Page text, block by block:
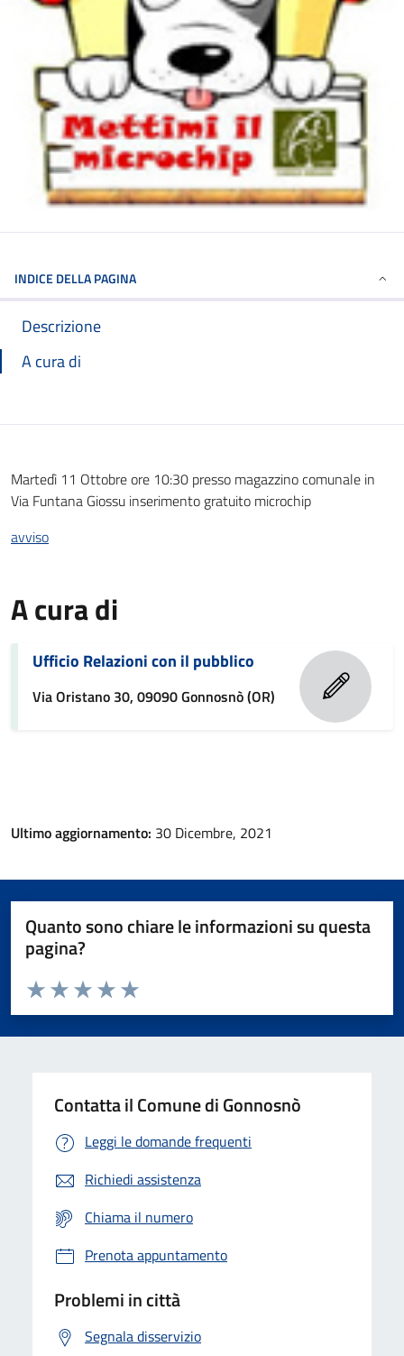
INDICE DELLA PAGINA
Descrizione
A cura di
Martedì 11 Ottobre ore 10:30 presso magazzino comunale in
Via Funtana Giossu inserimento gratuito microchip
avviso
A cura di
Ufficio Relazioni con il pubblico
Via Oristano 30, 09090 Gonnosnò (OR)
Ultimo aggiornamento: 30 Dicembre, 2021
Quanto sono chiare le informazioni su questa
pagina?
Valuta da 1 a 5 stelle la pagina
Valuta 5 stelle su 5
Valuta 4 stelle su 5
Valuta 3 stelle su 5
Valuta 2 stelle su 5
Valuta 1 stelle su 5
Contatta il Comune di Gonnosnò
Leggi le domande frequenti
Richiedi assistenza
Chiama il numero
Prenota appuntamento
Problemi in città
Segnala disservizio